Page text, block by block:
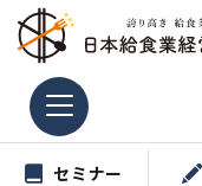
ツ
セミナー